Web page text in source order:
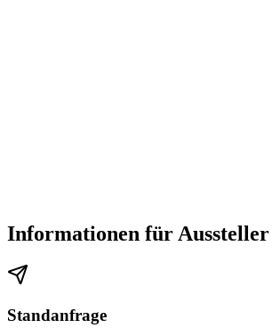
Informationen für Aussteller
Standanfrage